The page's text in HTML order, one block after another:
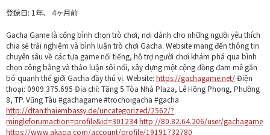
登録日: 1年、 4ヶ月前
Gacha Game là cổng bình chọn trò chơi, nơi dành cho những người yêu thích
chia sẻ trải nghiệm và bình luận trò chơi Gacha. Website mang đến thông tin
chuyên sâu về các tựa game nổi tiếng, hỗ trợ người chơi khám phá qua bình
chọn công bằng và thảo luận sôi nổi, xây dựng một cộng đồng đam mê gắn
bó quanh thế giới Gacha đầy thú vị. Website: https://gachagame.net/Điện
thoại: 0909.375.695 Địa chỉ: Tầng 5 Tòa Nhà Plaza, Lê Hồng Phong, Phường
8, TP. Vũng Tàu #gachagame #trochoigacha #gacha
http://dtan.thaiembassy.de/uncategorized/2562/?
mingleforumaction=profile&id=301234http://80.82.64.206/user/gachagame
https://www.akaqa.com/account/profile/19191732780